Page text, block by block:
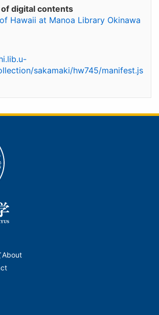
of digital contents
Hawaii at Manoa Library Okinawa
sakamaki/hw745/manifest.js
About